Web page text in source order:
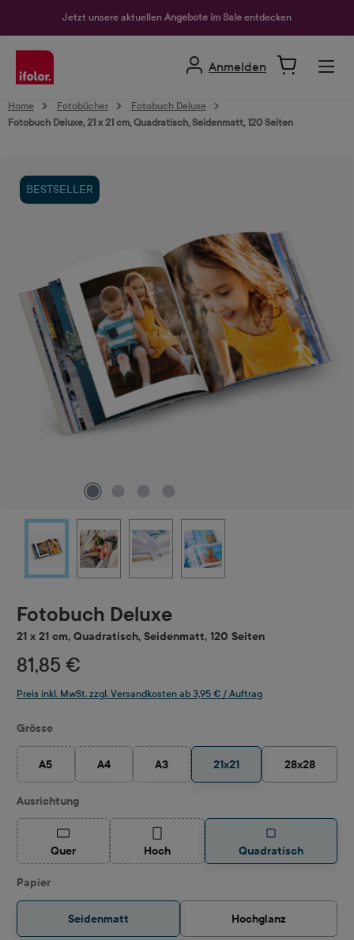
Jetzt unsere aktuellen Angebote im Sale entdecken
Anmelden
Home Fotobücher
Fotobuch Deluxe
Fotobuch Deluxe, 21 x 21 cm, Quadratisch, Seidenmatt, 120 Seiten
BESTSELLER
Fotobuch Deluxe
21 x 21 cm, Quadratisch, Seidenmatt, 120 Seiten
81,85 €
Preis inkl. MwSt. zzgl. Versandkosten ab 3,95 € / Auftrag
Grösseauswählen
A5
(Diese Option ist zurzeit nicht verfügbar.)
A4
(Diese Option ist zurzeit nicht verfügbar.)
A3
(Diese Option ist zurzeit nicht verfügbar.)
21x21 28x28
Ausrichtungauswählen
Quer(Diese Option ist zurzeit nicht verfügbar.)
Hoch(Diese Option ist zurzeit nicht verfügbar.)
Quadratisch
Papierauswählen
Seidenmatt Hochglanz